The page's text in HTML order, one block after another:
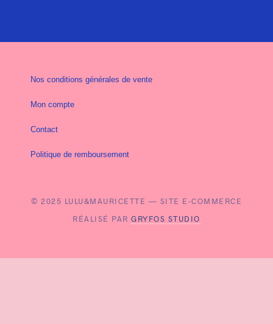
Nos conditions générales de vente
Mon compte
Contact
Politique de remboursement
© 2025 LULU&MAURICETTE — SITE E-COMMERCE
RÉALISÉ PARGRYFOS STUDIO